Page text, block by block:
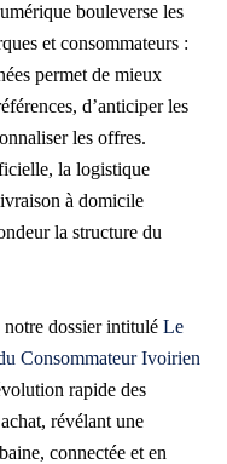
bouleverse les
et consommateurs :
permet de mieux
d’anticiper les
les offres.
la logistique
à domicile
la structure du
dossier intitulé Le
Consommateur Ivoirien
rapide des
révélant une
connectée et en